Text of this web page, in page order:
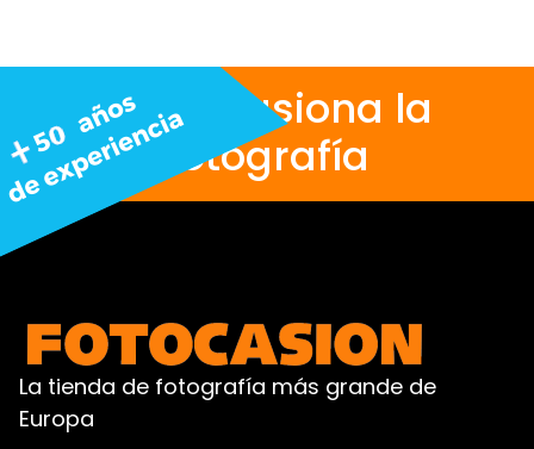
Nos apasiona la
fotografía
La tienda de fotografía más grande de
Europa